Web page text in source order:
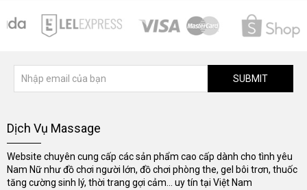
SUBMIT
Dịch Vụ Massage
Website chuyên cung cấp các sản phẩm cao cấp dành cho tình yêu
Nam Nữ như đồ chơi người lớn, đồ chơi phòng the, gel bôi trơn, thuốc
tăng cường sinh lý, thời trang gợi cảm... uy tín tại Việt Nam